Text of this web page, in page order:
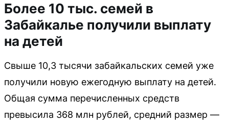
Более 10 тыс. семей в
Забайкалье получили выплату
на детей
Свыше 10,3 тысячи забайкальских семей уже
получили новую ежегодную выплату на детей.
Общая сумма перечисленных средств
превысила 368 млн рублей, средний размер —